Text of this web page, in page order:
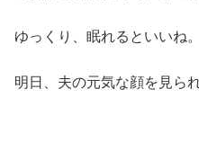
ゆっくり、眠れるといいね。
明日、夫の元気な顔を見ら